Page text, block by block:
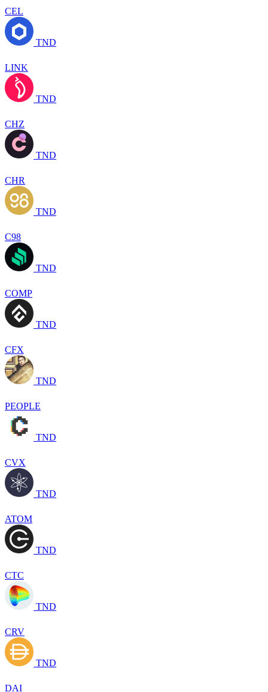
CEL
TND
LINK
TND
CHZ
TND
CHR
TND
C98
TND
COMP
TND
CFX
TND
PEOPLE
TND
CVX
TND
ATOM
TND
CTC
TND
CRV
TND
DAI